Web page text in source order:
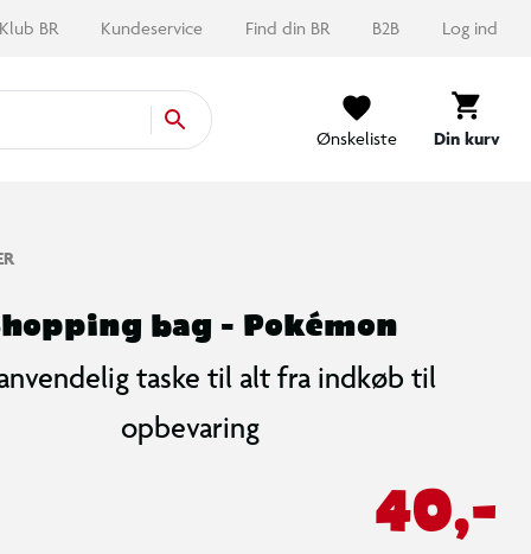
Klub BR Kundeservice Find din BR B2B Log ind
Ønskeliste Din kurv
bag - Pokémon
taske til alt fra indkøb til
opbevaring
40,-